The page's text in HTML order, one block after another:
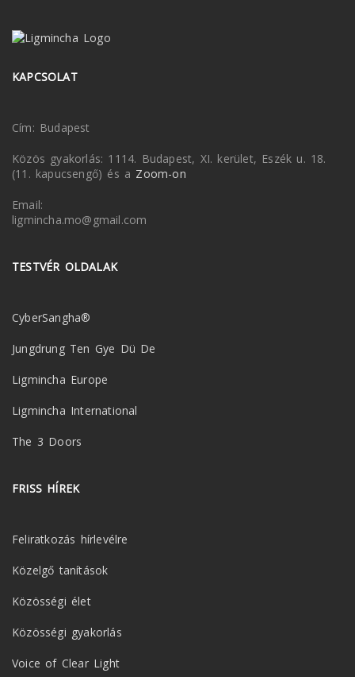
KAPCSOLAT
Cím: Budapest
Közös gyakorlás: 1114. Budapest, XI. kerület, Eszék u. 18.
(11. kapucsengő) és a Zoom-on
Email:
ligmincha.mo@gmail.com
TESTVÉR OLDALAK
CyberSangha®
Jungdrung Ten Gye Dü De
Ligmincha Europe
Ligmincha International
The 3 Doors
FRISS HÍREK
Feliratkozás hírlevélre
Közelgő tanítások
Közösségi élet
Közösségi gyakorlás
Voice of Clear Light